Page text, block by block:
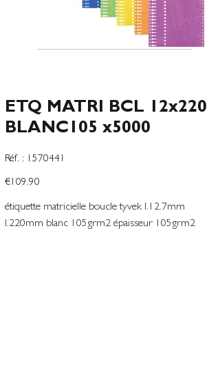
ETQ MATRI BCL 12x220
BLANC105 x5000
Réf. :
SKU
1570441
1570441
Price
€109.90
étiquette matricielle boucle tyvek l.12.7mm
l.220mm blanc 105grm2 épaisseur 105grm2